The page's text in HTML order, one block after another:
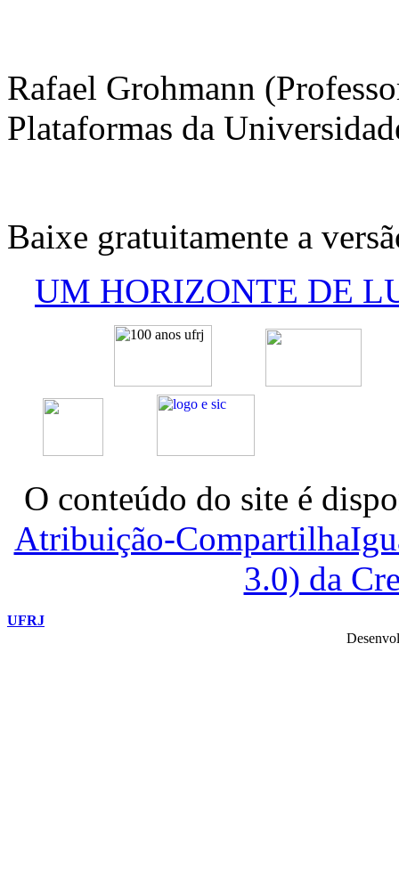
Rafael Grohmann
Plataformas da
Baixe gratuitamente a
UM HORIZONTE DE
O conteúdo do site é
Atribuição-
3.0) da
UFRJ